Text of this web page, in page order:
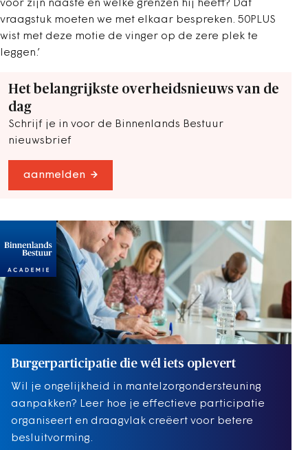
voor zijn naaste en welke grenzen hij heeft? Dat
vraagstuk moeten we met elkaar bespreken. 50PLUS
wist met deze motie de vinger op de zere plek te
leggen.’
Het belangrijkste overheidsnieuws van de
dag
Schrijf je in voor de Binnenlands Bestuur
nieuwsbrief
aanmelden
Burgerparticipatie die wél iets oplevert
Wil je ongelijkheid in mantelzorgondersteuning
aanpakken? Leer hoe je effectieve participatie
organiseert en draagvlak creëert voor betere
besluitvorming.